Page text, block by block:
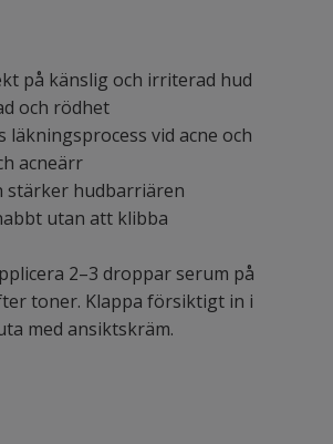
på känslig och irriterad hud
och rödhet
läkningsprocess vid acne och
acneärr
stärker hudbarriären
utan att klibba
2–3 droppar serum på
toner. Klappa försiktigt in i
med ansiktskräm.